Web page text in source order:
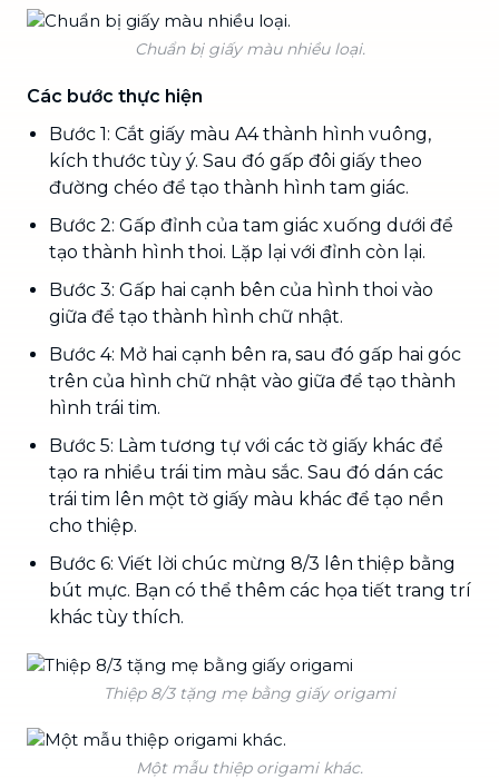
Chuẩn bị giấy màu nhiều loại.
Các bước thực hiện
Bước 1: Cắt giấy màu A4 thành hình vuông,
kích thước tùy ý. Sau đó gấp đôi giấy theo
đường chéo để tạo thành hình tam giác.
Bước 2: Gấp đỉnh của tam giác xuống dưới để
tạo thành hình thoi. Lặp lại với đỉnh còn lại.
Bước 3: Gấp hai cạnh bên của hình thoi vào
giữa để tạo thành hình chữ nhật.
Bước 4: Mở hai cạnh bên ra, sau đó gấp hai góc
trên của hình chữ nhật vào giữa để tạo thành
hình trái tim.
Bước 5: Làm tương tự với các tờ giấy khác để
tạo ra nhiều trái tim màu sắc. Sau đó dán các
trái tim lên một tờ giấy màu khác để tạo nền
cho thiệp.
Bước 6: Viết lời chúc mừng 8/3 lên thiệp bằng
bút mực. Bạn có thể thêm các họa tiết trang trí
khác tùy thích.
Thiệp 8/3 tặng mẹ bằng giấy origami
Một mẫu thiệp origami khác.